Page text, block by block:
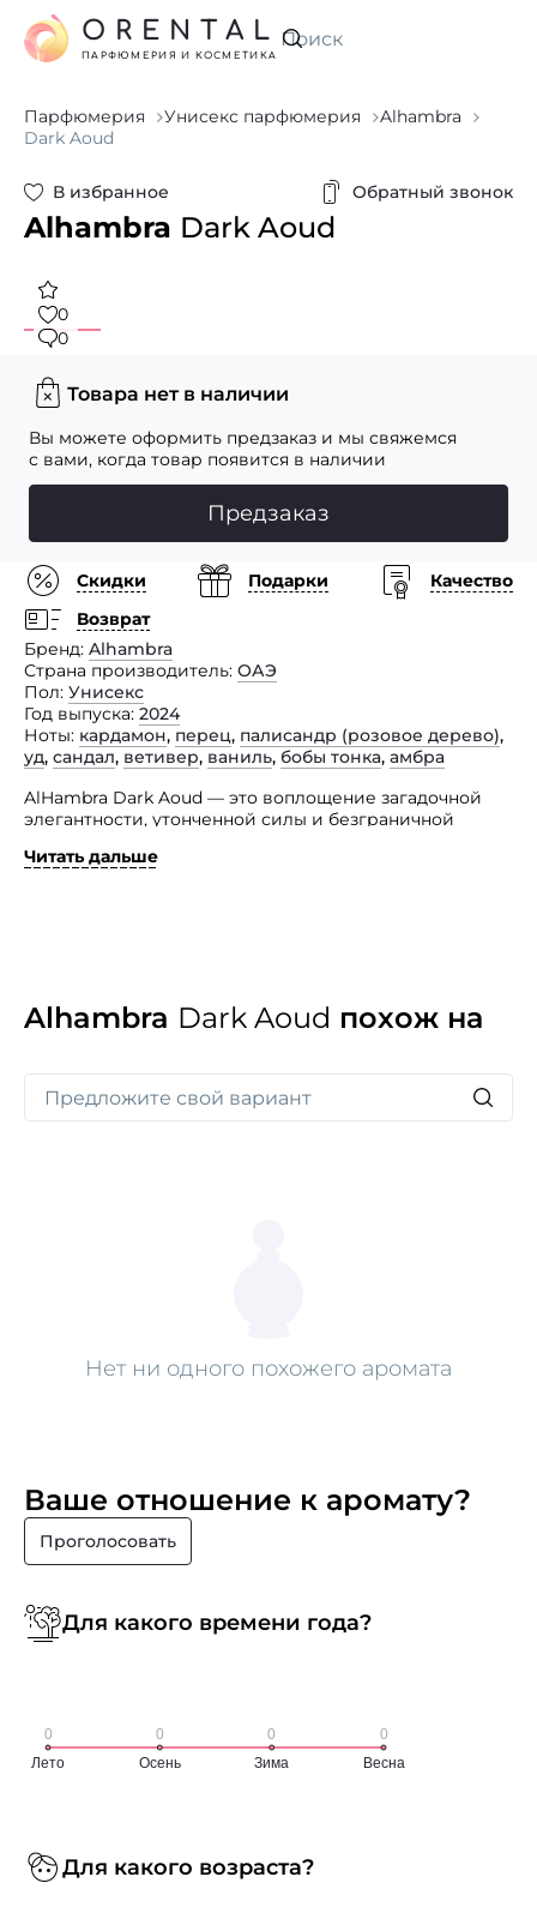
Искать
ORENTAL
ПАРФЮМЕРИЯ И КОСМЕТИКА
Парфюмерия Унисекс парфюмерия
Alhambra
Dark Aoud
В избранное Обратный звонок
Alhambra Dark Aoud
0
0
Товара нет в наличии
Вы можете оформить предзаказ и мы свяжемся
с вами, когда товар появится в наличии
Предзаказ
Скидки Подарки
Качество
Возврат
Бренд Alhambra
Страна производитель ОАЭ
Пол Унисекс
Год выпуска 2024
Ноты кардамон, перец, палисандр (розовое дерево),
уд, сандал, ветивер, ваниль, бобы тонка, амбра
AlHambra Dark Aoud — это воплощение загадочной
элегантности, утонченной силы и безграничной
с безупречной тщательностью, погружает вас в мир
уверенности и силы, помогая выделиться из толпы
и оставить незабываемое впечатление.
Читать дальше
Alhambra Dark Aoud похож на
Нет ни одного похожего аромата
Ваше отношение к аромату?
Проголосовать
Для какого времени года?
Для какого возраста?